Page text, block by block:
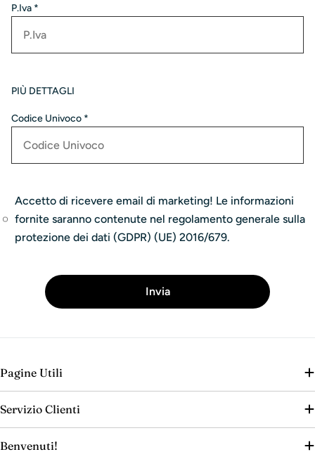
P.Iva *
PIÙ DETTAGLI
Codice Univoco *
Accetto di ricevere email di marketing! Le informazioni
fornite saranno contenute nel regolamento generale sulla
protezione dei dati (GDPR) (UE) 2016/679.
Invia
Pagine Utili
Servizio Clienti
Benvenuti!